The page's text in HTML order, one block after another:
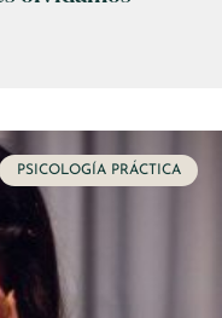
PSICOLOGÍA PRÁCTICA